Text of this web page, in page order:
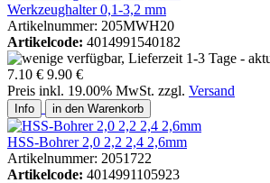
Werkzeughalter 0,1-3,2 mm
Artikelnummer: 205MWH20
Artikelcode: 4014991540182
7.10 € 9.90 €
Preis inkl. 19.00% MwSt. zzgl. Versand
Info in den Warenkorb
HSS-Bohrer 2,0 2,2 2,4 2,6mm
Artikelnummer: 2051722
Artikelcode: 4014991105923